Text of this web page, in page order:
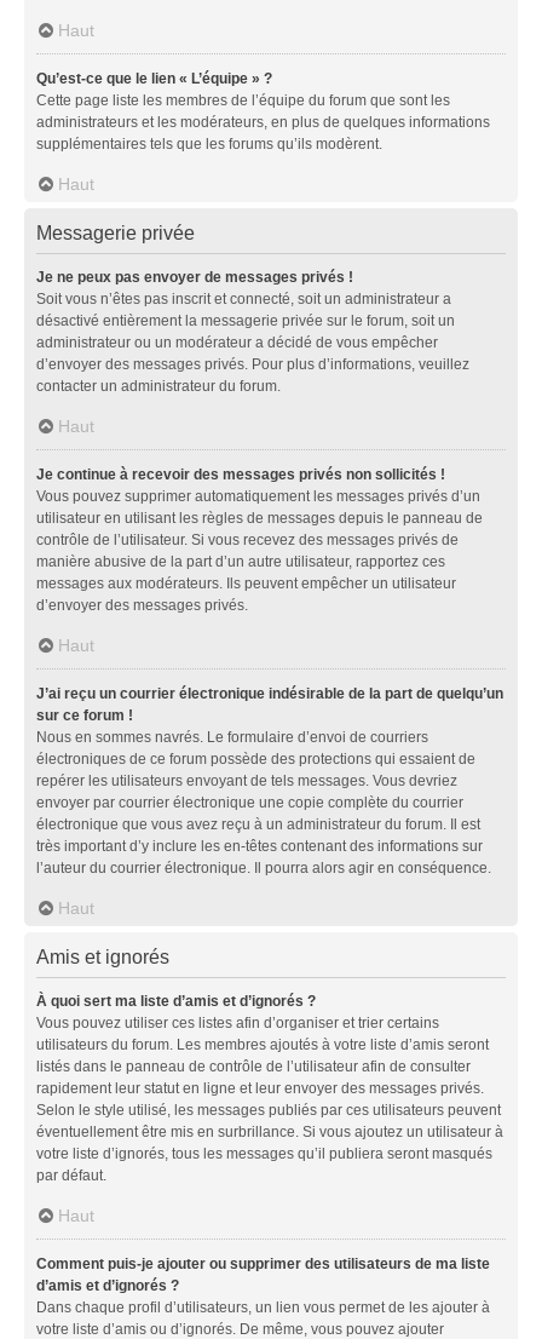
Haut
Qu’est-ce que le lien « L’équipe » ?
Cette page liste les membres de l’équipe du forum que sont les
administrateurs et les modérateurs, en plus de quelques informations
supplémentaires tels que les forums qu’ils modèrent.
Haut
Messagerie privée
Je ne peux pas envoyer de messages privés !
Soit vous n’êtes pas inscrit et connecté, soit un administrateur a
désactivé entièrement la messagerie privée sur le forum, soit un
administrateur ou un modérateur a décidé de vous empêcher
d’envoyer des messages privés. Pour plus d’informations, veuillez
contacter un administrateur du forum.
Haut
Je continue à recevoir des messages privés non sollicités !
Vous pouvez supprimer automatiquement les messages privés d’un
utilisateur en utilisant les règles de messages depuis le panneau de
contrôle de l’utilisateur. Si vous recevez des messages privés de
manière abusive de la part d’un autre utilisateur, rapportez ces
messages aux modérateurs. Ils peuvent empêcher un utilisateur
d’envoyer des messages privés.
Haut
J’ai reçu un courrier électronique indésirable de la part de quelqu’un
sur ce forum !
Nous en sommes navrés. Le formulaire d’envoi de courriers
électroniques de ce forum possède des protections qui essaient de
repérer les utilisateurs envoyant de tels messages. Vous devriez
envoyer par courrier électronique une copie complète du courrier
électronique que vous avez reçu à un administrateur du forum. Il est
très important d’y inclure les en-têtes contenant des informations sur
l’auteur du courrier électronique. Il pourra alors agir en conséquence.
Haut
Amis et ignorés
À quoi sert ma liste d’amis et d’ignorés ?
Vous pouvez utiliser ces listes afin d’organiser et trier certains
utilisateurs du forum. Les membres ajoutés à votre liste d’amis seront
listés dans le panneau de contrôle de l’utilisateur afin de consulter
rapidement leur statut en ligne et leur envoyer des messages privés.
Selon le style utilisé, les messages publiés par ces utilisateurs peuvent
éventuellement être mis en surbrillance. Si vous ajoutez un utilisateur à
votre liste d’ignorés, tous les messages qu’il publiera seront masqués
par défaut.
Haut
Comment puis-je ajouter ou supprimer des utilisateurs de ma liste
d’amis et d’ignorés ?
Dans chaque profil d’utilisateurs, un lien vous permet de les ajouter à
votre liste d’amis ou d’ignorés. De même, vous pouvez ajouter